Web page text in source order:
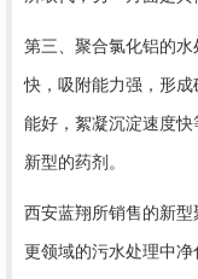
第三、聚合氯化铝的
快，吸附能力强，形
能好，絮凝沉淀速度
新型的药剂。
西安蓝翔所销售的新
更领域的污水处理中